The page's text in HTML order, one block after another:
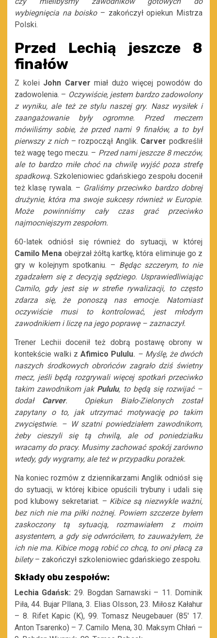
wybiegnięcia na boisko– zakończył opiekun Mistrza
Polski.
Przed Lechią jeszcze 8
finałów
Z kolei John Carver miał dużo więcej powodów do
zadowolenia. – Oczywiście, jestem bardzo zadowolony
z wyniku, ale też ze stylu naszej gry. Nasz wysiłek i
zaangażowanie były ogromne. Przed meczem
mówiliśmy sobie, że przed nami 9 finałów, a to był
pierwszy z nich– rozpoczął Anglik. Carver podkreślił
też wagę tego meczu. – Przed nami jeszcze 8 meczów,
ale to bardzo miłe choć na chwilę wyjść poza strefę
spadkową. Szkoleniowiec gdańskiego zespołu docenił
też klasę rywala. – Graliśmy przeciwko bardzo dobrej
drużynie, która ma swoje sukcesy również w Europie.
Może powinniśmy cały czas grać przeciwko
najmocniejszym zespołom.
60-latek odniósł się również do sytuacji, w której
Camilo Mena obejrzał żółtą kartkę, która eliminuje go z
gry w kolejnym spotkaniu. – Będąc szczerym, to nie
zgadzałem się z decyzją sędziego. Usprawiedliwiając
Camilo, gdy jest się w strefie rywalizacji, to często
zdarza się, że ponoszą nas emocje. Natomiast
oczywiście musi to kontrolować, jest młodym
zawodnikiem i liczę na jego poprawę – zaznaczył.
Trener Lechii docenił też dobrą postawę obrony w
kontekście walki z Afimico Pululu. – Myślę, że dwóch
naszych środkowych obrońców zagrało dziś świetny
mecz, jeśli będą rozgrywali więcej spotkań przeciwko
takim zawodnikom jak Pululu, to będą się rozwijać –
dodał Carver.
Opiekun Biało-Zielonych został
zapytany o to, jak utrzymać motywację po takim
zwycięstwie. – W szatni powiedziałem zawodnikom,
żeby cieszyli się tą chwilą, ale od poniedziałku
wracamy do pracy. Musimy zachować spokój zarówno
wtedy, gdy wygramy, ale też w przypadku porażek.
Na koniec rozmów z dziennikarzami Anglik odniósł się
do sytuacji, w której kibice opuścili trybuny i udali się
pod klubowy sekretariat. – Kibice są niezwykle ważni,
bez nich nie ma piłki nożnej. Powiem szczerze byłem
zaskoczony tą sytuacją, rozmawiałem z moim
asystentem, a gdy się odwróciłem, to zauważyłem, że
ich nie ma. Kibice mogą robić co chcą, to oni płacą za
bilety– zakończył szkoleniowiec gdańskiego zespołu.
Składy obu zespołów:
Lechia Gdańsk: 29. Bogdan Sarnawski – 11. Dominik
Piła, 44. Bujar Pllana, 3. Elias Olsson, 23. Miłosz Kałahur
– 8. Rifet Kapic (K), 99. Tomasz Neugebauer (85′ 17.
Anton Tsarenko) – 7. Camilo Mena, 30. Maksym Chłań –